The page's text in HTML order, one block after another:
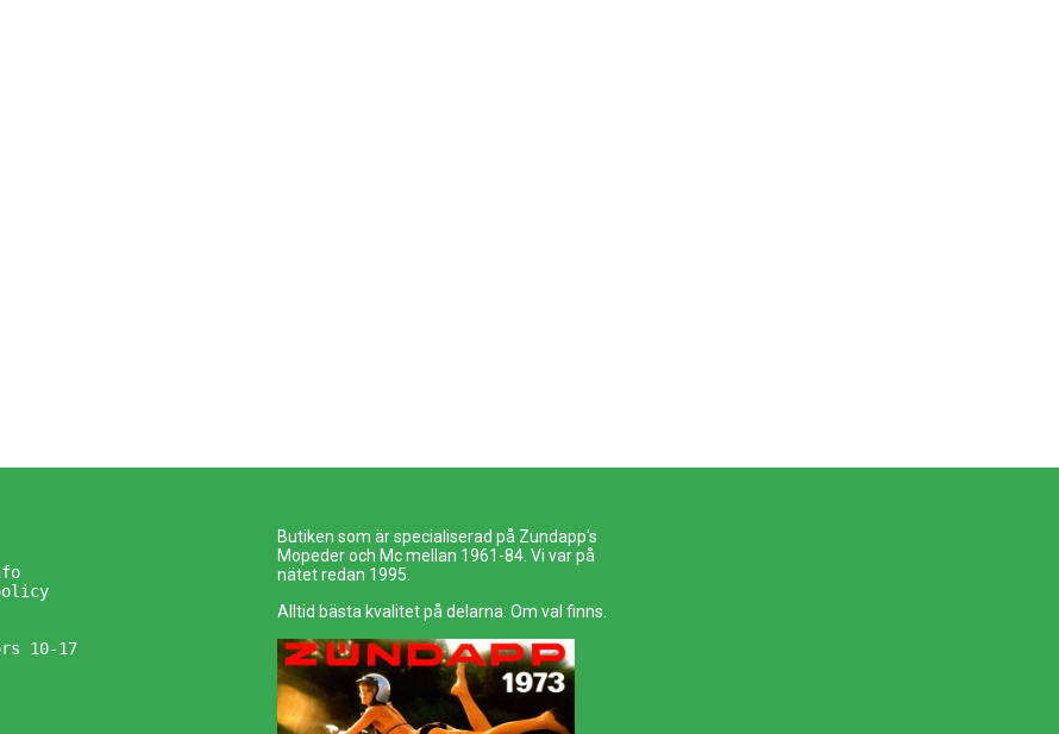
10-17
Butiken som är specialiserad på Zundapp's
Mopeder och Mc mellan 1961-84. Vi var på
nätet redan 1995.
Alltid bästa kvalitet på delarna. Om val finns.